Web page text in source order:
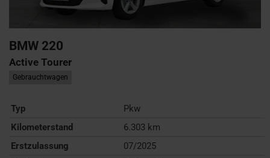
BMW 220
Active Tourer
Gebrauchtwagen
Typ
Pkw
Kilometerstand
6.303 km
Erstzulassung
07/2025